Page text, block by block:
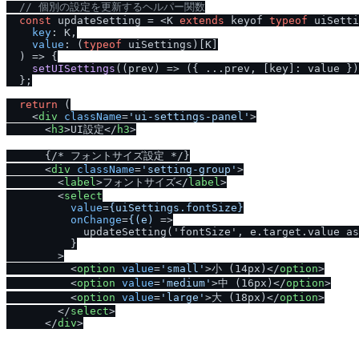
// 個別の設定を更新するヘルパー関数
const updateSetting = <K extends keyof typeof
key : K,
value : ( typeof uiSettings)[K]
) => {
setUISettings ( ( prev ) => ({ ...prev, [key]: value
  };
return (
<div className= 'ui-settings-panel' >
<h3>UI設定</ h3>
      {
/* フォントサイズ設定 */ }
<div className= 'setting-group' >
<label>フォントサイズ</ label>
<select
value={uiSettings.fontSize}
onChange={(e)
=>
updateSetting('fontSize', e.target.value
          }
        >
<option value= 'small' >小 (14px) </option>
<option value= 'medium' >中 (16px) </option>
<option value= 'large' >大 (18px) </option>
</select>
</div>